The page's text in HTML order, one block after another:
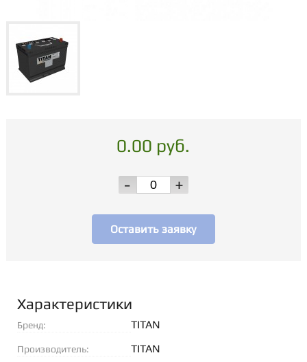
0.00 руб.
-
+
Оставить заявку
Характеристики
Бренд: TITAN
Производитель: TITAN